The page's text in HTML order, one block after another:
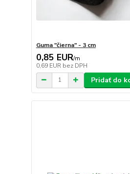
Guma "čierna" - 3 cm
0,85 EUR/m
0,69 EUR bez DPH
Pridať do